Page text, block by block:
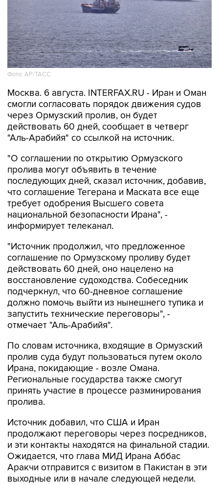
Фото: AP/ТАСС
Москва. 6 августа. INTERFAX.RU - Иран и Оман
смогли согласовать порядок движения судов
через Ормузский пролив, он будет
действовать 60 дней, сообщает в четверг
"Аль-Арабийя" со ссылкой на источник.
"О соглашении по открытию Ормузского
пролива могут объявить в течение
последующих дней, сказал источник, добавив,
что соглашение Тегерана и Маската все еще
требует одобрения Высшего совета
национальной безопасности Ирана", -
информирует телеканал.
"Источник продолжил, что предложенное
соглашение по Ормузскому проливу будет
действовать 60 дней, оно нацелено на
восстановление судоходства. Собеседник
подчеркнул, что 60-дневное соглашение
должно помочь выйти из нынешнего тупика и
запустить технические переговоры", -
отмечает "Аль-Арабийя".
По словам источника, входящие в Ормузский
пролив суда будут пользоваться путем около
Ирана, покидающие - возле Омана.
Региональные государства также смогут
принять участие в процессе разминирования
пролива.
Источник добавил, что США и Иран
продолжают переговоры через посредников,
и эти контакты находятся на финальной стадии.
Ожидается, что глава МИД Ирана Аббас
Аракчи отправится с визитом в Пакистан в эти
выходные или в начале следующей недели.